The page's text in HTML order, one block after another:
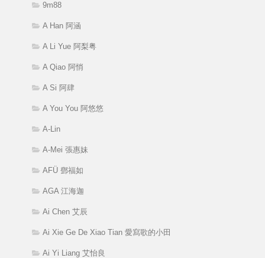
9m88
A Han 阿涵
A Li Yue 阿梨粤
A Qiao 阿悄
A Si 阿肆
A You You 阿悠悠
A-Lin
A-Mei 張惠妹
AFÜ 鄧福如
AGA 江海迦
Ai Chen 艾辰
Ai Xie Ge De Xiao Tian 愛寫歌的小田
Ai Yi Liang 艾怡良